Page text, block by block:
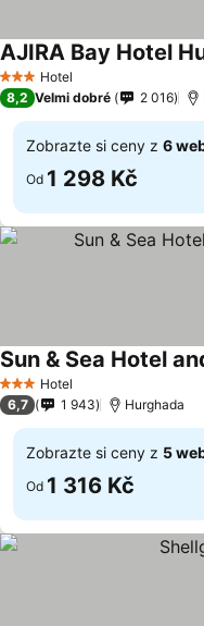
3 Počet hvězdiček
Hotel
AJIRA Bay Hotel
8,2 Velmi dobré 2 016
Zobrazte si ceny z 6
Od 1 298 Kč
3 Počet hvězdiček
Hotel
Sun & Sea Hotel
6,7 1 943 Hurghada
Zobrazte si ceny z 5
Od 1 316 Kč